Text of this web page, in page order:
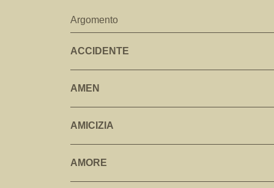
Argomento
ACCIDENTE
AMEN
AMICIZIA
AMORE